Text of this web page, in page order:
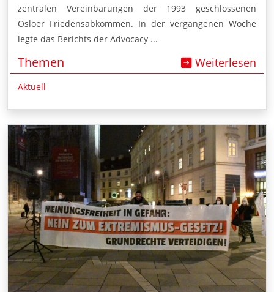
zentralen Vereinbarungen der 1993 geschlossenen
Osloer Friedensabkommen. In der vergangenen Woche
legte das Berichts der Advocacy ...
Themen Weiterlesen
Aktuell